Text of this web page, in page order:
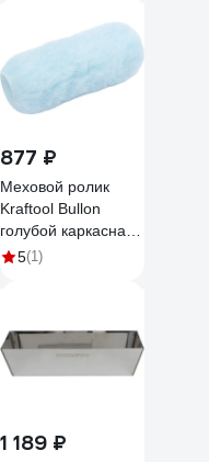
877 ₽
Меховой ролик
Kraftool Bullon
голубой каркасная
система 180 мм 1-
5(1)
1 189 ₽